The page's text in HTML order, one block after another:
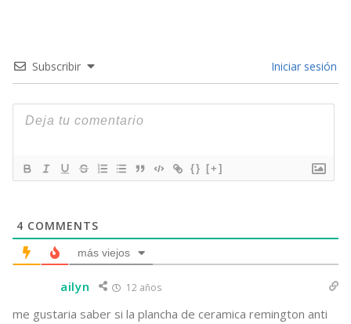
Subscribir Iniciar sesión
{} [+]
4 COMMENTS
más viejos
ailyn 12 años
me gustaria saber si la plancha de ceramica remington anti